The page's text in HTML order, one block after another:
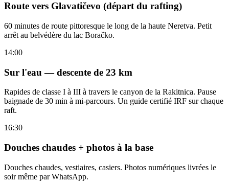
Route vers Glavatičevo (départ du rafting)
60 minutes de route pittoresque le long de la haute Neretva. Petit
arrêt au belvédère du lac Boračko.
14:00
Sur l'eau — descente de 23 km
Rapides de classe I à III à travers le canyon de la Rakitnica. Pause
baignade de 30 min à mi-parcours. Un guide certifié IRF sur chaque
raft.
16:30
Douches chaudes + photos à la base
Douches chaudes, vestiaires, casiers. Photos numériques livrées le
soir même par WhatsApp.